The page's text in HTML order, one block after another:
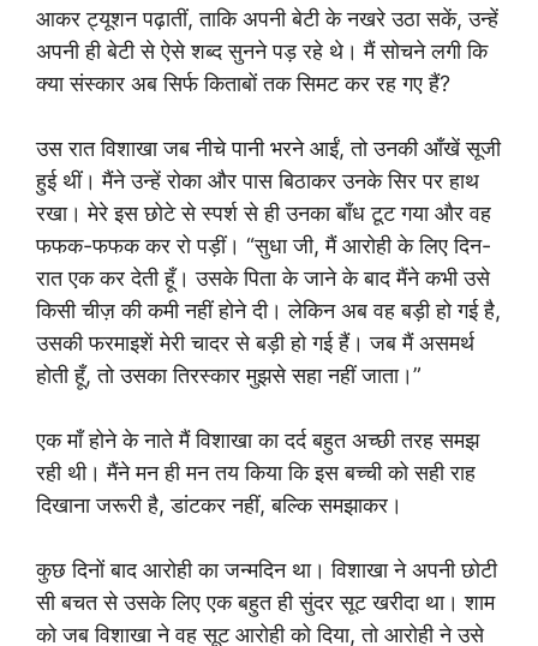
आकर ट्यूशन पढ़ातीं, ताकि अपनी बेटी के नखरे उठा सकें, उन्हें
अपनी ही बेटी से ऐसे शब्द सुनने पड़ रहे थे। मैं सोचने लगी कि
क्या संस्कार अब सिर्फ किताबों तक सिमट कर रह गए हैं?
उस रात विशाखा जब नीचे पानी भरने आईं, तो उनकी आँखें सूजी
हुई थीं। मैंने उन्हें रोका और पास बिठाकर उनके सिर पर हाथ
रखा। मेरे इस छोटे से स्पर्श से ही उनका बाँध टूट गया और वह
फफक-फफक कर रो पड़ीं। “सुधा जी, मैं आरोही के लिए दिन-
रात एक कर देती हूँ। उसके पिता के जाने के बाद मैंने कभी उसे
किसी चीज़ की कमी नहीं होने दी। लेकिन अब वह बड़ी हो गई है,
उसकी फरमाइशें मेरी चादर से बड़ी हो गई हैं। जब मैं असमर्थ
होती हूँ, तो उसका तिरस्कार मुझसे सहा नहीं जाता।”
एक माँ होने के नाते मैं विशाखा का दर्द बहुत अच्छी तरह समझ
रही थी। मैंने मन ही मन तय किया कि इस बच्ची को सही राह
दिखाना जरूरी है, डांटकर नहीं, बल्कि समझाकर।
कुछ दिनों बाद आरोही का जन्मदिन था। विशाखा ने अपनी छोटी
सी बचत से उसके लिए एक बहुत ही सुंदर सूट खरीदा था। शाम
को जब विशाखा ने वह सूट आरोही को दिया, तो आरोही ने उसे